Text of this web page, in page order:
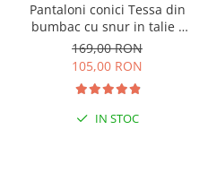
Pantaloni conici Tessa din
bumbac cu snur in talie -
Crem
169,00 RON
105,00 RON
IN STOC